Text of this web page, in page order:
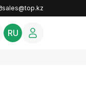
sales@top.kz
RU